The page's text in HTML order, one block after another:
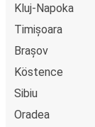
Kluj-Napoka
Timișoara
Brașov
Köstence
Sibiu
Oradea